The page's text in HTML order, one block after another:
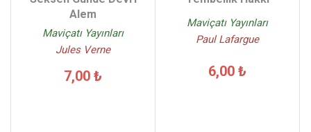
Alem
Maviçatı Yayınları
Jules Verne
7,00 ₺
Maviçatı Yayınları
Paul Lafargue
6,00 ₺